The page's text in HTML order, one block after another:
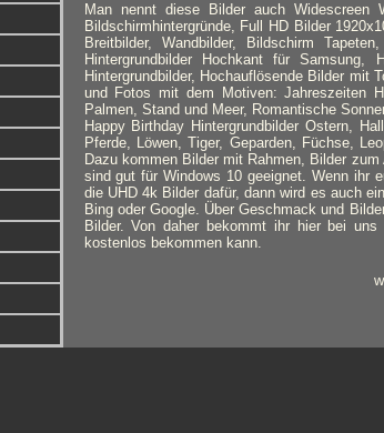
Man nennt diese Bilder auch Widescreen
Bildschirmhintergründe, Full HD Bilder
Breitbilder, Wandbilder, Bildschirm
Hintergrundbilder Hochkant für Samsung,
Hintergrundbilder, Hochauflösende Bilder mit
und Fotos mit dem Motiven: Jahreszeiten
Palmen, Stand und Meer, Romantische
Happy Birthday Hintergrundbilder Ostern,
Pferde, Löwen, Tiger, Geparden, Füchse,
Dazu kommen Bilder mit Rahmen, Bilder
sind gut für Windows 10 geeignet. Wenn ihr
die UHD 4k Bilder dafür, dann wird es auch
Bing oder Google. Über Geschmack und
Bilder. Von daher bekommt ihr hier bei
kostenlos bekommen kann.